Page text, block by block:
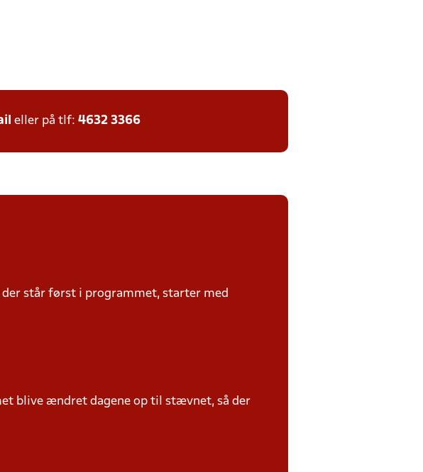
eller på tlf: 4632 3366
står først i programmet, starter med
blive ændret dagene op til stævnet, så der